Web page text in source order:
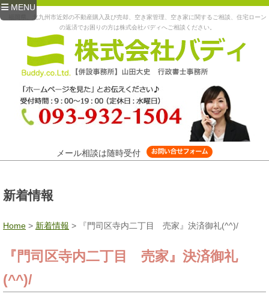
MENU
福岡県、北九州市近郊の不動産購入及び売却、空き家管理、空き家に関するご相談、住宅ローン
の返済でお困りの方は株式会社バディへご相談ください。
メール相談は随時受付
新着情報
Home > 新着情報 > 『門司区寺内二丁目 売家』決済御礼(^^)/
『門司区寺内二丁目 売家』決済御礼
(^^)/